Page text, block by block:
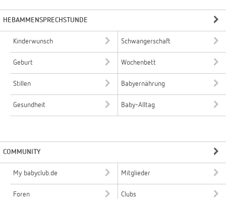
HEBAMMENSPRECHSTUNDE
Kinderwunsch Schwangerschaft
Geburt Wochenbett
Stillen Babyernährung
Gesundheit Baby-Alltag
COMMUNITY
My babyclub.de Mitglieder
Foren Clubs